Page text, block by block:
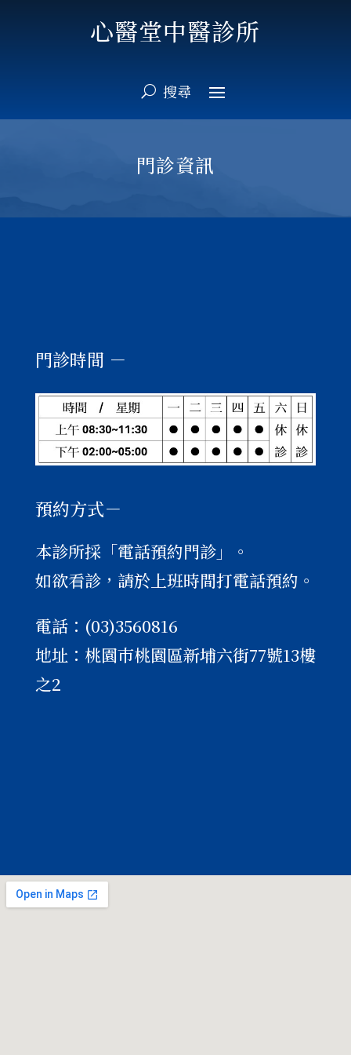
心醫堂中醫診所
門診資訊
門診時間 －
預約方式－
本診所採「電話預約門診」。
如欲看診，請於上班時間打電話預約。
電話：(03)3560816
地址：桃園巿桃園區新埔六街77號13樓
之2